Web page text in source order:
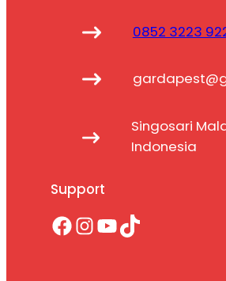
0852 3223
Singosari
Indonesia
Support
Facebook InstagramYouTube TikTok